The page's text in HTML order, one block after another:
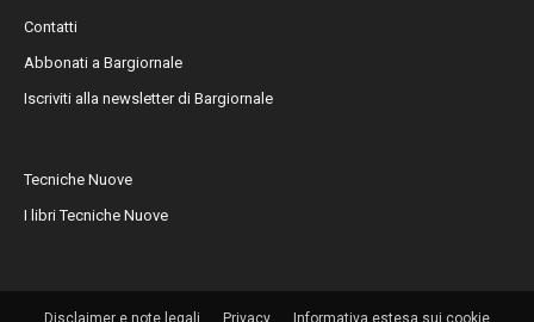
Contatti
Abbonati a Bargiornale
Iscriviti alla newsletter di Bargiornale
Tecniche Nuove
I libri Tecniche Nuove
Disclaimer e note legali Privacy Informativa estesa sui cookie